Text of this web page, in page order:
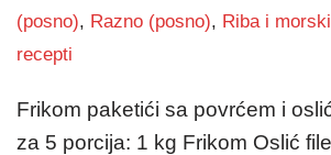
(posno), Razno (posno), Riba i
recepti
Frikom paketići sa povrćem i
za 5 porcija: 1 kg Frikom Oslić